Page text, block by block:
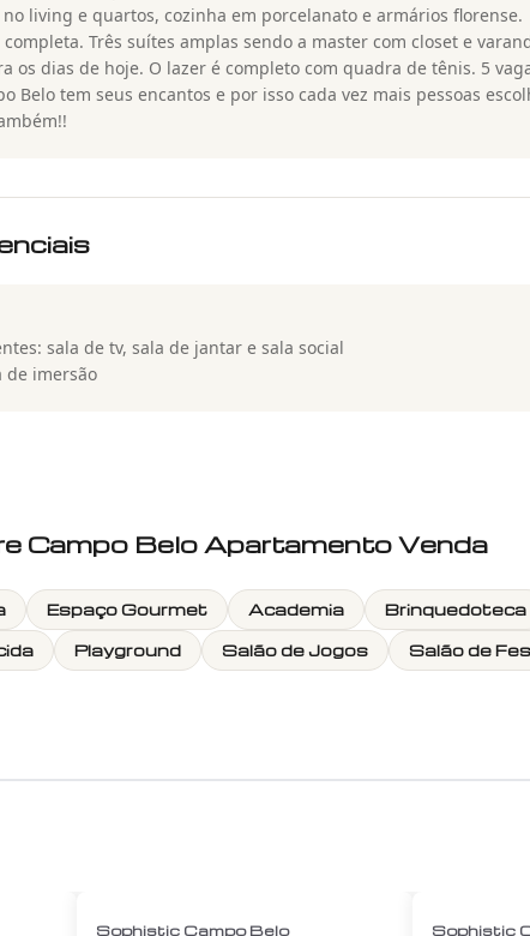
living e quartos, cozinha em porcelanato e armários florense.
Três suítes amplas sendo a master com closet e
os dias de hoje. O lazer é completo com quadra de tênis. 5
Belo tem seus encantos e por isso cada vez mais pessoas
sala de tv, sala de jantar e sala social
de imersão
Campo Belo Apartamento Venda
Espaço Gourmet Academia
Brinquedoteca
Playground Salão de Jogos
Salão de
Sophistic Campo Belo Sophistic